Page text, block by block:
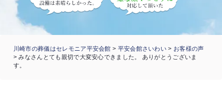
川崎市の葬儀はセレモニア平安会館 > 平安会館さいわい > お客様の声
>みなさんとても親切で大変安心できました。 ありがとうございま
す。